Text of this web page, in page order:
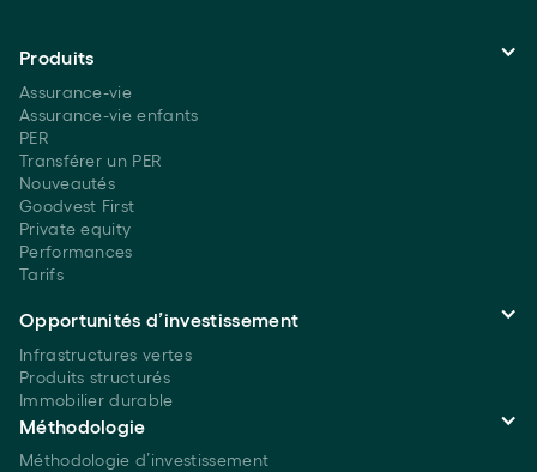
Produits
Assurance-vie
Assurance-vie enfants
PER
Transférer un PER
Nouveautés
Goodvest First
Private equity
Performances
Tarifs
Opportunités d’investissement
Infrastructures vertes
Produits structurés
Immobilier durable
Méthodologie
Méthodologie d’investissement